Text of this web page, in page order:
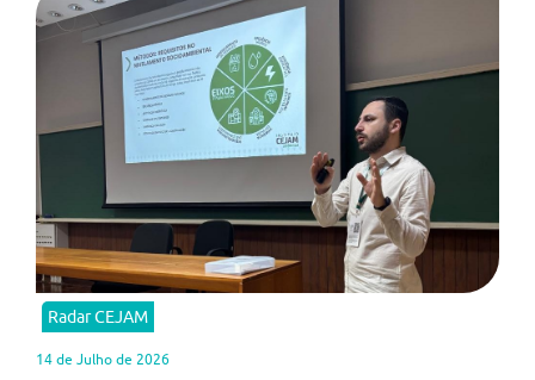
Radar CEJAM
14 de Julho de 2026